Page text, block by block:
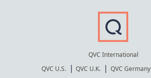
QVC International
QVC U.S.
QVC U.K. QVC Germany